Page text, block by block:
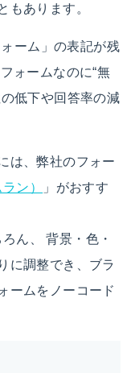
もあります。
ーム」の表記が残
ォームなのに“無
低下や回答率の減
は、弊社のフォー
ン）
」がおすす
ろん、背景・色・
に調整でき、ブラ
ームをノーコード